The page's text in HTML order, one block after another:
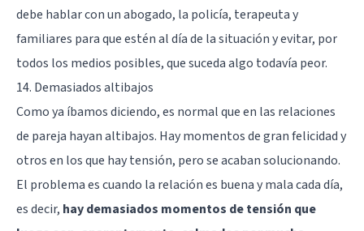
debe hablar con un abogado, la policía, terapeuta y
familiares para que estén al día de la situación y evitar, por
todos los medios posibles, que suceda algo todavía peor.
14. Demasiados altibajos
Como ya íbamos diciendo, es normal que en las relaciones
de pareja hayan altibajos. Hay momentos de gran felicidad y
otros en los que hay tensión, pero se acaban solucionando.
El problema es cuando la relación es buena y mala cada día,
es decir, hay demasiados momentos de tensión que